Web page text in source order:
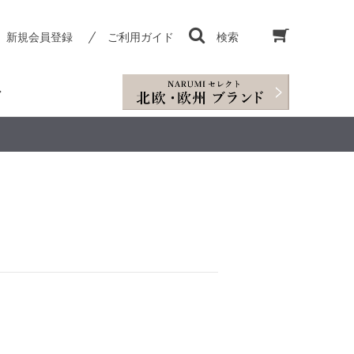
新規会員登録 ご利用ガイド 検索